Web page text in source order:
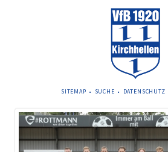
NAVIGATION
SITEMAP SUCHE DATENSCHUTZ